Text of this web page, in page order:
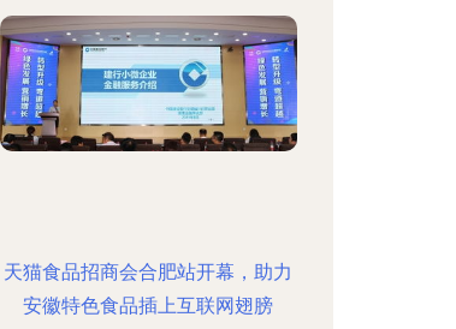
天猫食品招商会合肥站开幕，助力
安徽特色食品插上互联网翅膀